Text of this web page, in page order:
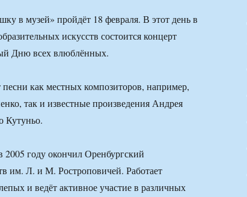
в музей» пройдёт 18 февраля. В этот день в
искусств состоится концерт
Дню всех влюблённых.
как местных композиторов, например,
так и известные произведения Андрея
Кутуньо.
году окончил Оренбургский
им. Л. и М. Ростроповичей. Работает
и ведёт активное участие в различных